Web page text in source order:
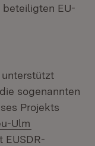
beteiligten EU-
sogenannten
Fenster)
Projekts
Ulm
EUSDR-